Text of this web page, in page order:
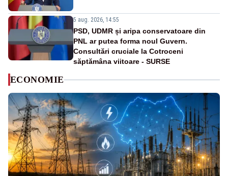
5 aug. 2026, 14:55
PSD, UDMR și aripa conservatoare din
PNL ar putea forma noul Guvern.
Consultări cruciale la Cotroceni
săptămâna viitoare - SURSE
ECONOMIE